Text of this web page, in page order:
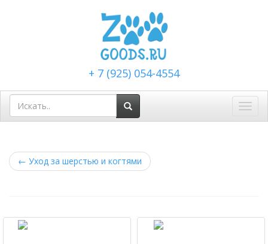
+ 7 (925) 054-4554
← Уход за шерстью и когтями